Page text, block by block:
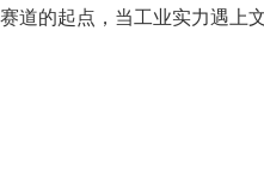
道的起点，当工业实力遇上